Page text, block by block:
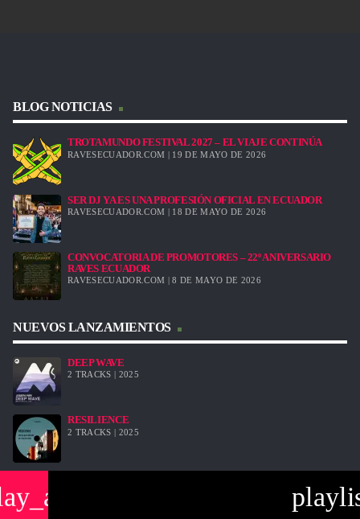
BLOG NOTICIAS
TROTAMUNDO FESTIVAL 2027 – EL VIAJE CONTINÚA
RAVESECUADOR.COM | 19 DE MAYO DE 2026
SER DJ YA ES UNA PROFESIÓN OFICIAL EN ECUADOR
RAVESECUADOR.COM | 18 DE MAYO DE 2026
CONVOCATORIA DE PROMOTORES – 22º ANIVERSARIO
RAVES ECUADOR
RAVESECUADOR.COM | 8 DE MAYO DE 2026
NUEVOS LANZAMIENTOS
DEEP WAVE
2 TRACKS | 2025
RESILIENCE
2 TRACKS | 2025